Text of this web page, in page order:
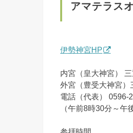
アマテラス
伊勢神宮HP
内宮（皇大神宮）
外宮（豊受大神宮
電話（代表） 0596-
（午前8時30分～午